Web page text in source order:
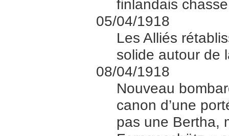
finlandais
05/04/1918
Les Alliés
solide autour de
08/04/1918
Nouveau
canon d’une
pas une Bertha,